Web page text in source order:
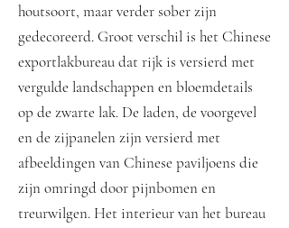
houtsoort, maar verder sober zijn
gedecoreerd. Groot verschil is het Chinese
exportlakbureau dat rijk is versierd met
vergulde landschappen en bloemdetails
op de zwarte lak. De laden, de voorgevel
en de zijpanelen zijn versierd met
afbeeldingen van Chinese paviljoens die
zijn omringd door pijnbomen en
treurwilgen. Het interieur van het bureau